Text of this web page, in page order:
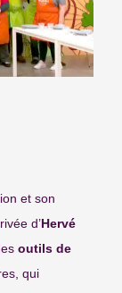
et son
d’Hervé
outils de
qui